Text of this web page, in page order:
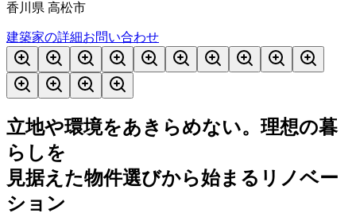
香川県 高松市
建築家の詳細お問い合わせ
立地や環境をあきらめない。理想の暮
らしを
見据えた物件選びから始まるリノベー
ション